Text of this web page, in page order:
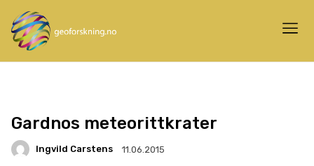
Gardnos meteorittkrater
Ingvild Carstens 11.06.2015